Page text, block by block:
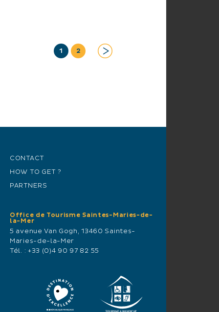
1 2
CONTACT
HOW TO GET ?
PARTNERS
Office de Tourisme Saintes-Maries-de-
la-Mer
5 avenue Van Gogh, 13460 Saintes-
Maries-de-la-Mer
Tél. : +33 (0)4 90 97 82 55